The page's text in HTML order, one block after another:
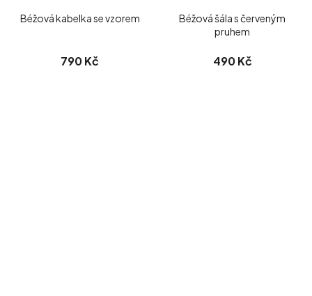
Béžová kabelka se vzorem
790 Kč
Béžová šála s červeným
pruhem
490 Kč